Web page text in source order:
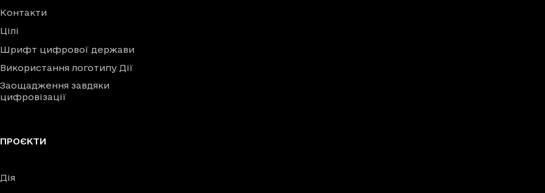
Контакти
Цілі
Шрифт цифрової держави
Використання логотипу Дії
Заощадження завдяки
цифровізації
ПРОЄКТИ
Дія